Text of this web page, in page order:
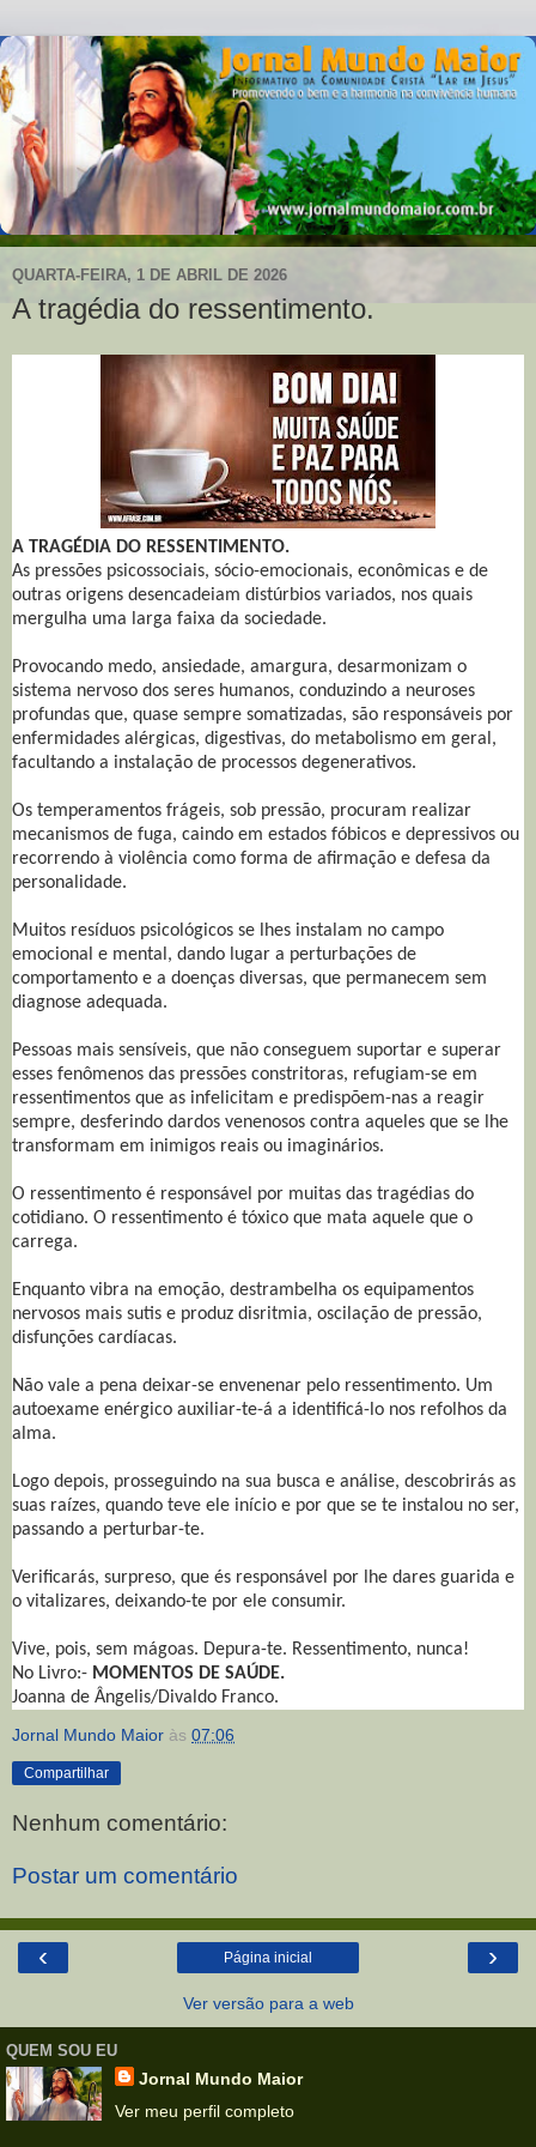
QUARTA-FEIRA, 1 DE ABRIL DE 2026
A tragédia do ressentimento.
A TRAGÉDIA DO RESSENTIMENTO.
As pressões psicossociais, sócio-emocionais, econômicas e de
outras origens desencadeiam distúrbios variados, nos quais
mergulha uma larga faixa da sociedade.
Provocando medo, ansiedade, amargura, desarmonizam o
sistema nervoso dos seres humanos, conduzindo a neuroses
profundas que, quase sempre somatizadas, são responsáveis por
enfermidades alérgicas, digestivas, do metabolismo em geral,
facultando a instalação de processos degenerativos.
Os temperamentos frágeis, sob pressão, procuram realizar
mecanismos de fuga, caindo em estados fóbicos e depressivos ou
recorrendo à violência como forma de afirmação e defesa da
personalidade.
Muitos resíduos psicológicos se lhes instalam no campo
emocional e mental, dando lugar a perturbações de
comportamento e a doenças diversas, que permanecem sem
diagnose adequada.
Pessoas mais sensíveis, que não conseguem suportar e superar
esses fenômenos das pressões constritoras, refugiam-se em
ressentimentos que as infelicitam e predispõem-nas a reagir
sempre, desferindo dardos venenosos contra aqueles que se lhe
transformam em inimigos reais ou imaginários.
O ressentimento é responsável por muitas das tragédias do
cotidiano. O ressentimento é tóxico que mata aquele que o
carrega.
Enquanto vibra na emoção, destrambelha os equipamentos
nervosos mais sutis e produz disritmia, oscilação de pressão,
disfunções cardíacas.
Não vale a pena deixar-se envenenar pelo ressentimento. Um
autoexame enérgico auxiliar-te-á a identificá-lo nos refolhos da
alma.
Logo depois, prosseguindo na sua busca e análise, descobrirás as
suas raízes, quando teve ele início e por que se te instalou no ser,
passando a perturbar-te.
Verificarás, surpreso, que és responsável por lhe dares guarida e
o vitalizares, deixando-te por ele consumir.
Vive, pois, sem mágoas. Depura-te. Ressentimento, nunca!
No Livro:- MOMENTOS DE SAÚDE.
Joanna de Ângelis/Divaldo Franco.
Jornal Mundo Maior às 07:06
Compartilhar
Nenhum comentário:
Postar um comentário
‹ ›
Página inicial
Ver versão para a web
QUEM SOU EU
Jornal Mundo Maior
Ver meu perfil completo